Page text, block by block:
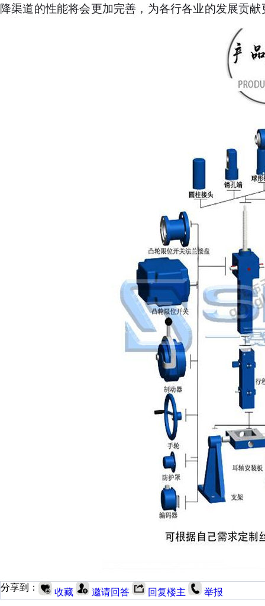
降渠道的性能将会更加完善，为各行各业的发展贡
分享到： 收藏 邀请回答 回复楼主 举报